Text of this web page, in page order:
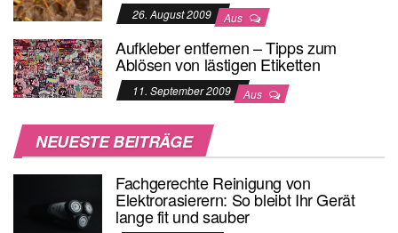
26. August 2009 Aus
Aufkleber entfernen – Tipps zum
Ablösen von lästigen Etiketten
11. September 2009 Aus
NEUESTE BEITRÄGE
Fachgerechte Reinigung von
Elektrorasierern: So bleibt Ihr Gerät
lange fit und sauber